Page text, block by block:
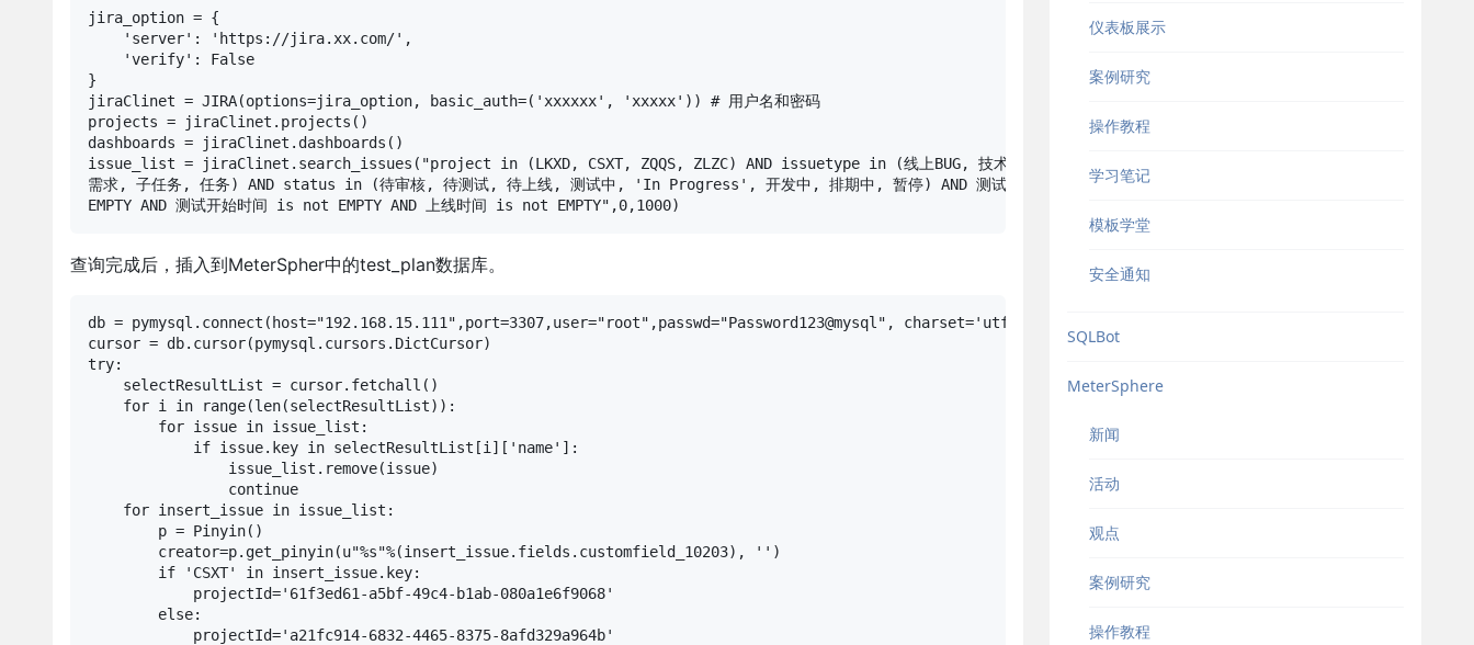
jira_option = {
    'server': 'https://jira.xx.com/',
    'verify': False
}
jiraClinet = JIRA(options=jira_option, basic_auth=('xxxxxx', 'xxxxx')) # 用户名和密码
projects = jiraClinet.projects()
dashboards = jiraClinet.dashboards()
issue_list = jiraClinet.search_issues("project in (LKXD, CSXT, ZQQS, ZLZC) AND issuetype in (线上BUG, 技术优化,
需求, 子任务, 任务) AND status in (待审核, 待测试, 待上线, 测试中, 'In Progress', 开发中, 排期中, 暂停) AND 测试人员 is not
EMPTY AND 测试开始时间 is not EMPTY AND 上线时间 is not EMPTY",0,1000)
查询完成后，插入到MeterSpher中的test_plan数据库。
db = pymysql.connect(host="192.168.15.111",port=3307,user="root",passwd="Password123@mysql", charset='utf8',database="metersphere")
cursor = db.cursor(pymysql.cursors.DictCursor)
try:
    selectResultList = cursor.fetchall()
    for i in range(len(selectResultList)):
        for issue in issue_list:
            if issue.key in selectResultList[i]['name']:
                issue_list.remove(issue)
                continue
    for insert_issue in issue_list:
        p = Pinyin()
        creator=p.get_pinyin(u"%s"%(insert_issue.fields.customfield_10203), '')
        if 'CSXT' in insert_issue.key:
            projectId='61f3ed61-a5bf-49c4-b1ab-080a1e6f9068'
        else:
            projectId='a21fc914-6832-4465-8375-8afd329a964b'
仪表板展示
案例研究
操作教程
学习笔记
模板学堂
安全通知
SQLBot
MeterSphere
新闻
活动
观点
案例研究
操作教程